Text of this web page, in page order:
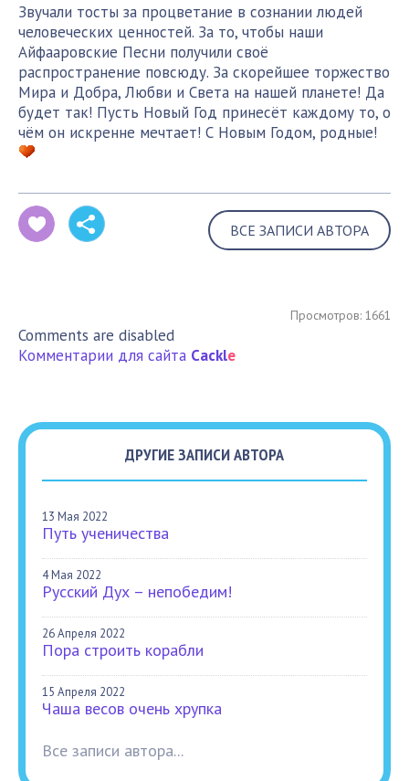
Звучали тосты за процветание в сознании людей
человеческих ценностей. За то, чтобы наши
Айфааровские Песни получили своё
распространение повсюду. За скорейшее торжество
Мира и Добра, Любви и Света на нашей планете! Да
будет так! Пусть Новый Год принесёт каждому то, о
чём он искренне мечтает! С Новым Годом, родные!
ВСЕ ЗАПИСИ АВТОРА
Просмотров: 1661
Comments are disabled
Комментарии для сайта Cackle
ДРУГИЕ ЗАПИСИ АВТОРА
13 Мая 2022
Путь ученичества
4 Мая 2022
Русский Дух – непобедим!
26 Апреля 2022
Пора строить корабли
15 Апреля 2022
Чаша весов очень хрупка
Все записи автора...